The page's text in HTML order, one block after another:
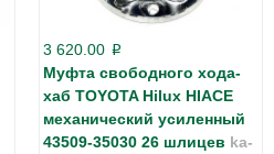
3 620.00 p
Муфта свободного хода-
хаб TOYOTA Hilux HIACE
механический усиленный
43509-35030 26 шлицев ka-